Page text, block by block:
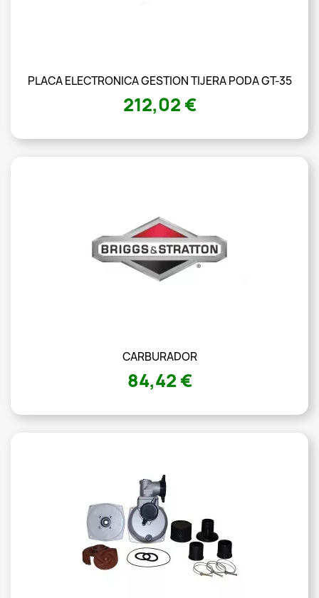
PLACA ELECTRONICA GESTION TIJERA PODA GT-35
212,02 €
CARBURADOR
84,42 €